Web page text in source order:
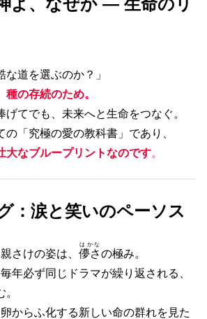
よ、なぜか ― 生命のリ
な道を選ぶのか？」
種の存続のため。
げてでも、未来へと生命をつなぐ。
の「究極の愛の教科書」であり、
大なブループリントなのです。
：涙と笑いのペーソス
さけの姿は、 儚さ
はかな
の極み。
年必ず同じドラマが繰り返される、
からふ化する新しい命の群れを見た